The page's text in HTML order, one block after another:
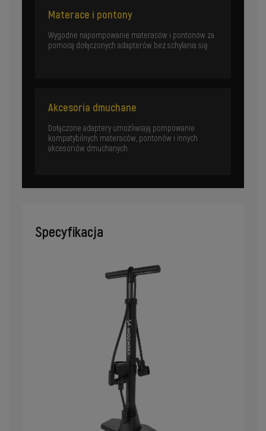
Materace i pontony
Wygodne napompowanie materaców i pontonów za
pomocą dołączonych adapterów bez schylania się.
Akcesoria dmuchane
Dołączone adaptery umożliwiają pompowanie
kompatybilnych materaców, pontonów i innych
akcesoriów dmuchanych.
Specyfikacja